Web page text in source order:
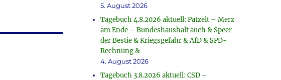
5. August 2026
Tagebuch 4.8.2026 aktuell: Patzelt – Merz
am Ende – Bundeshaushalt auch & Speer
der Bestie & Kriegsgefahr & AfD & SPD-
Rechnung &
4. August 2026
Tagebuch 3.8.2026 aktuell: CSD –